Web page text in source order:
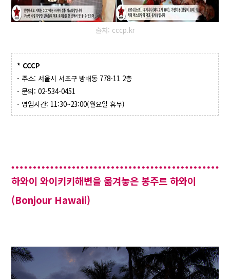
출처: cccp.kr
* CCCP
- 주소: 서울시 서초구 방배동 778-11 2층
- 문의: 02-534-0451
- 영업시간: 11:30~23:00(월요일 휴무)
하와이 와이키키해변을 옮겨놓은 봉주르 하와이
(Bonjour Hawaii)